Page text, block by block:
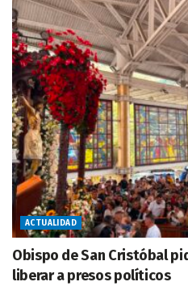
ACTUALIDAD
Obispo de San Cristóbal
liberar a presos políticos